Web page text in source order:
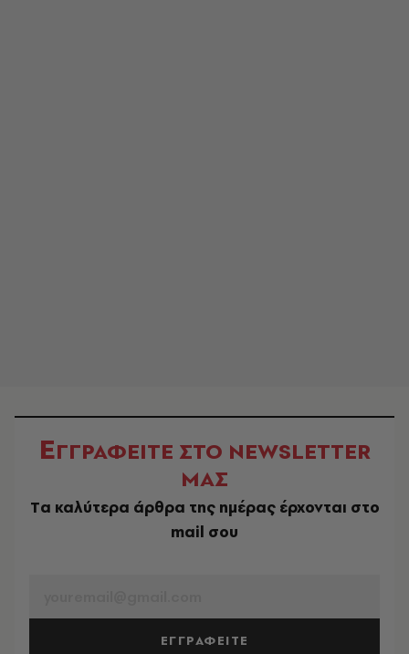
ΕΓΓΡΑΦΕΙΤΕ ΣΤΟ NEWSLETTER
ΜΑΣ
Tα καλύτερα άρθρα της ημέρας έρχονται στο
mail σου
ΕΓΓΡΑΦΕΙΤΕ